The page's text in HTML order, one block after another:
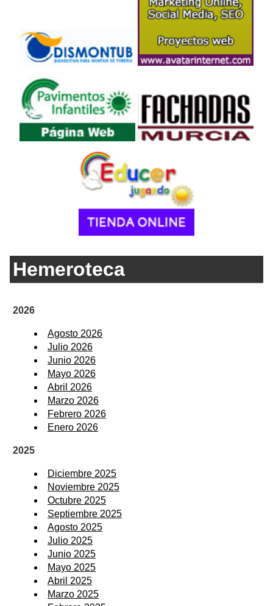
Hemeroteca
2026
Agosto 2026
Julio 2026
Junio 2026
Mayo 2026
Abril 2026
Marzo 2026
Febrero 2026
Enero 2026
2025
Diciembre 2025
Noviembre 2025
Octubre 2025
Septiembre 2025
Agosto 2025
Julio 2025
Junio 2025
Mayo 2025
Abril 2025
Marzo 2025